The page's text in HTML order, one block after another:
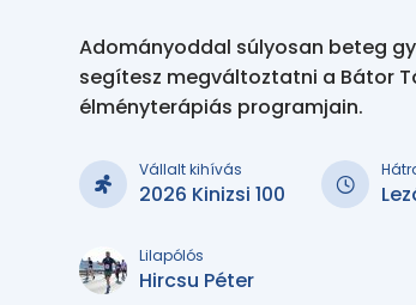
Adományoddal súlyosan beteg
segítesz megváltoztatni a Bátor
élményterápiás programjain.
Vállalt kihívás
2026 Kinizsi 100
Lilapólós
Hircsu Péter